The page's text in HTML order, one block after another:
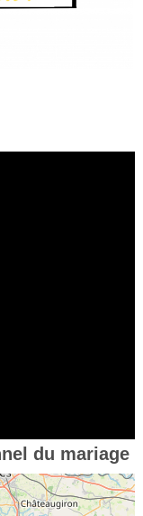
du mariage